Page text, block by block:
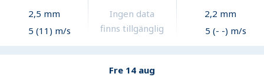
2,5 mm
5 (11) m/s
Ingen data
finns tillgänglig
2,2 mm
5 (- -) m/s
Fre 14 aug